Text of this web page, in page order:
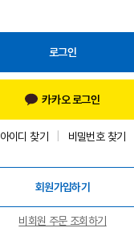
로그인
카카오 로그인
아이디 찾기 비밀번호 찾기
회원가입하기
비회원 주문 조회하기